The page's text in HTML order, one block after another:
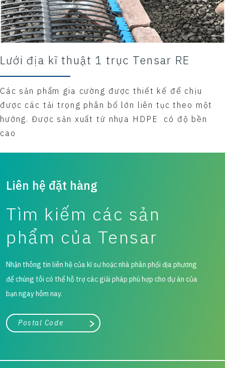
Lưới địa kĩ thuật 1 trục Tensar RE
Các sản phẩm gia cường được thiết kế để chịu
được các tải trọng phân bố lớn liên tục theo một
hướng. Được sản xuất từ nhựa HDPE có độ bền
cao
Liên hệ đặt hàng
Tìm kiếm các sản
phẩm của Tensar
Nhận thông tin liên hệ của kĩ sư hoặc nhà phân phối địa phương
để chúng tôi có thể hỗ trợ các giải pháp phù hợp cho dự án của
bạn ngay hôm nay.
Thành phố, tiểu bang hoặc mã zip/bưu chính
Tìm kiếm